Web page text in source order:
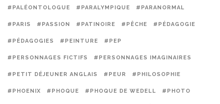
#PALÉONTOLOGUE #PARALYMPIQUE #PARANORMAL
#PARIS #PASSION #PATINOIRE #PÊCHE #PÉDAGOGIE
#PÉDAGOGIES #PEINTURE #PEP
#PERSONNAGES FICTIFS #PERSONNAGES IMAGINAIRES
#PETIT DÉJEUNER ANGLAIS #PEUR #PHILOSOPHIE
#PHOENIX #PHOQUE #PHOQUE DE WEDELL #PHOTO